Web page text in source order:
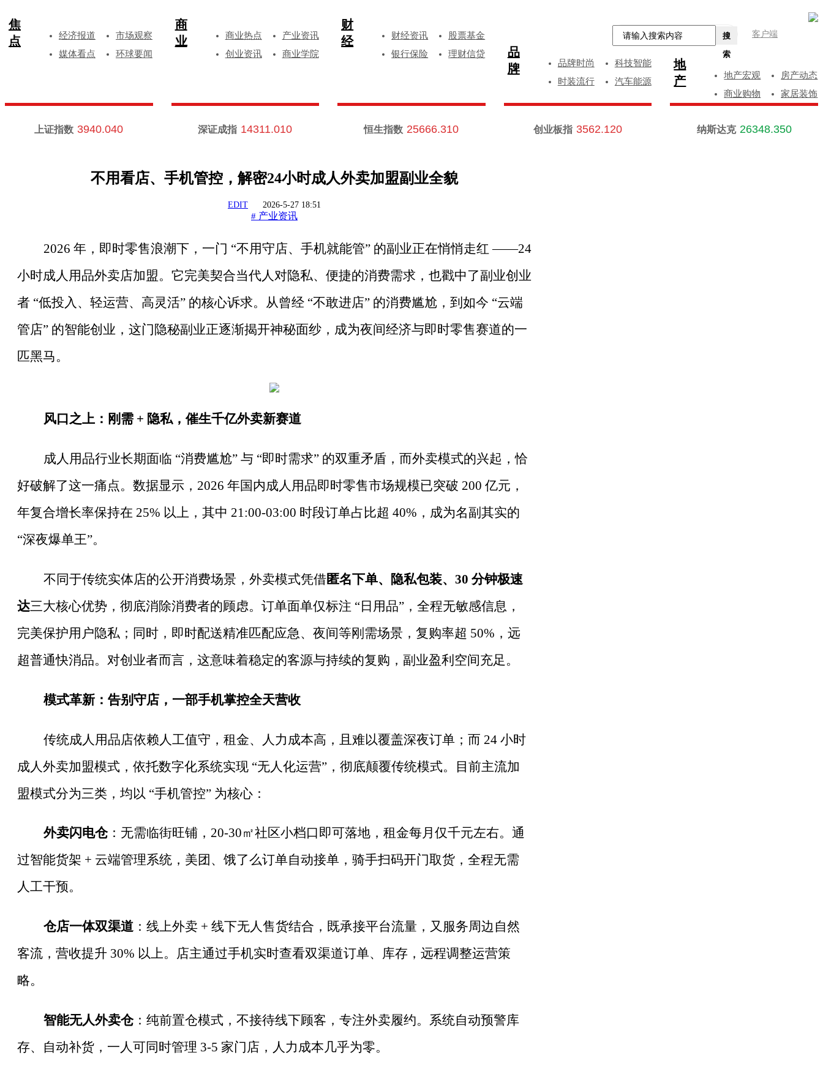
客户端
搜
索
焦
点
经济报道
市场观察
媒体看点
环球要闻
商
业
商业热点
产业资讯
创业资讯
商业学院
财
经
财经资讯
股票基金
银行保险
理财信贷
品
牌
品牌时尚
科技智能
时装流行
汽车能源
地
产
地产宏观
房产动态
商业购物
家居装饰
上证指数 3940.040 深证成指 14311.010 恒生指数 25666.310 创业板指 3562.120 纳斯达克 26348.350
不用看店、手机管控，解密24小时成人外卖加盟副业全貌
EDIT 2026-5-27 18:51
# 产业资讯
2026 年，即时零售浪潮下，一门 “不用守店、手机就能管” 的副业正在悄悄走红 ——24
小时成人用品外卖店加盟。它完美契合当代人对隐私、便捷的消费需求，也戳中了副业创业
者 “低投入、轻运营、高灵活” 的核心诉求。从曾经 “不敢进店” 的消费尴尬，到如今 “云端
管店” 的智能创业，这门隐秘副业正逐渐揭开神秘面纱，成为夜间经济与即时零售赛道的一
匹黑马。
风口之上：刚需+ 隐私，催生千亿外卖新赛道
成人用品行业长期面临 “消费尴尬” 与 “即时需求” 的双重矛盾，而外卖模式的兴起，恰
好破解了这一痛点。数据显示，2026 年国内成人用品即时零售市场规模已突破 200 亿元，
年复合增长率保持在 25% 以上，其中 21:00-03:00 时段订单占比超 40%，成为名副其实的
“深夜爆单王”。
不同于传统实体店的公开消费场景，外卖模式凭借匿名下单、隐私包装、 30 分钟极速
达三大核心优势，彻底消除消费者的顾虑。订单面单仅标注 “日用品”，全程无敏感信息，
完美保护用户隐私；同时，即时配送精准匹配应急、夜间等刚需场景，复购率超 50%，远
超普通快消品。对创业者而言，这意味着稳定的客源与持续的复购，副业盈利空间充足。
模式革新：告别守店，一部手机掌控全天营收
传统成人用品店依赖人工值守，租金、人力成本高，且难以覆盖深夜订单；而 24 小时
成人外卖加盟模式，依托数字化系统实现 “无人化运营”，彻底颠覆传统模式。目前主流加
盟模式分为三类，均以 “手机管控” 为核心：
外卖闪电仓：无需临街旺铺， 20-30㎡社区小档口即可落地，租金每月仅千元左右。通
过智能货架 + 云端管理系统，美团、饿了么订单自动接单，骑手扫码开门取货，全程无需
人工干预。
仓店一体双渠道：线上外卖+ 线下无人售货结合，既承接平台流量，又服务周边自然
客流，营收提升 30% 以上。店主通过手机实时查看双渠道订单、库存，远程调整运营策
略。
智能无人外卖仓：纯前置仓模式，不接待线下顾客，专注外卖履约。系统自动预警库
存、自动补货，一人可同时管理 3-5 家门店，人力成本几乎为零。